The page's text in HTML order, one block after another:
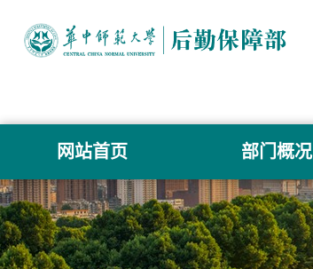
网站首页 部门概况